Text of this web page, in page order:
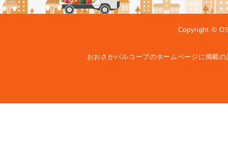
Copyright ©
おおさかパルコープのホームページに掲載の